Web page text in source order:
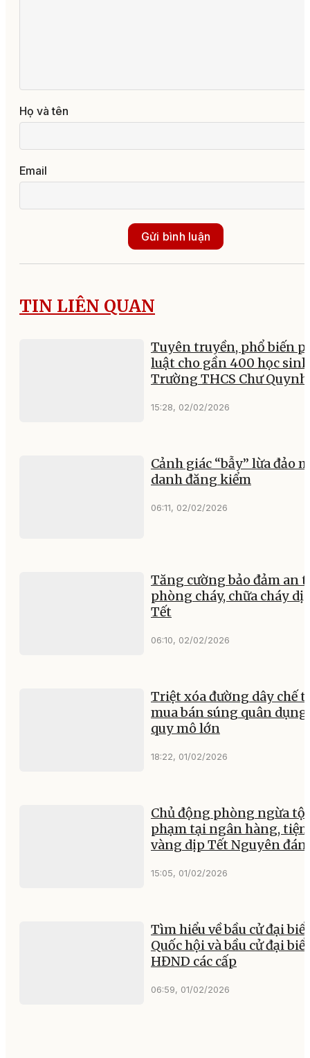
Họ và tên
Email
Gửi bình luận
TIN LIÊN QUAN
Tuyên truyền, phổ biến
luật cho gần 400 học sinh
Trường THCS Chư Quynh
15:28, 02/02/2026
Cảnh giác “bẫy” lừa đảo
danh đăng kiểm
06:11, 02/02/2026
Tăng cường bảo đảm an
phòng cháy, chữa cháy
Tết
06:10, 02/02/2026
Triệt xóa đường dây chế
mua bán súng quân dụng
quy mô lớn
18:22, 01/02/2026
Chủ động phòng ngừa tội
phạm tại ngân hàng,
vàng dịp Tết Nguyên đán
15:05, 01/02/2026
Tìm hiểu về bầu cử đại
Quốc hội và bầu cử đại
HĐND các cấp
06:59, 01/02/2026